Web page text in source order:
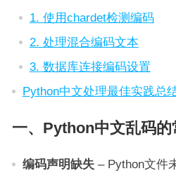
1. 使用chardet检测编码
2. 处理混合编码文本
3. 数据库连接编码设置
Python中文处理最佳实践总
一、Python中文乱码的
编码声明缺失– Python文件